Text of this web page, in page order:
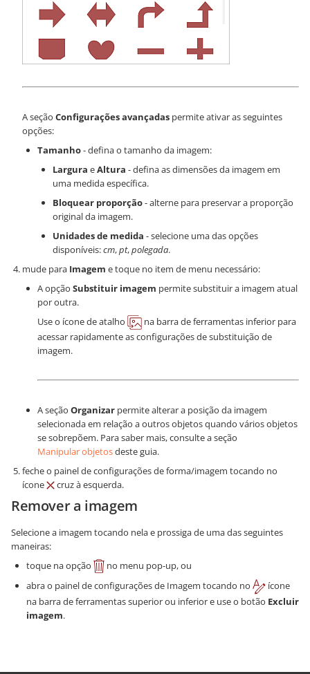
A seção Configurações avançadas permite ativar as seguintes
opções:
Tamanho- defina o tamanho da imagem:
Largura eAltura - defina as dimensões da imagem em
uma medida específica.
Bloquear proporção- alterne para preservar a proporção
original da imagem.
Unidades de medida - selecione uma das opções
disponíveis:cm,pt,polegada.
mude para Imagem e toque no item de menu necessário:
A opção Substituir imagem permite substituir a imagem atual
por outra.
Use o ícone de atalho
na barra de ferramentas inferior para
acessar rapidamente as configurações de substituição de
imagem.
A seção Organizar permite alterar a posição da imagem
selecionada em relação a outros objetos quando vários objetos
se sobrepõem. Para saber mais, consulte a seção
Manipular objetosdeste guia.
feche o painel de configurações de forma/imagem tocando no
ícone
cruz à esquerda.
Remover a imagem
Selecione a imagem tocando nela e prossiga de uma das seguintes
maneiras:
toque na opção
no menu pop-up, ou
abra o painel de configurações de Imagem tocando no
ícone
na barra de ferramentas superior ou inferior e use o botão Excluir
imagem.